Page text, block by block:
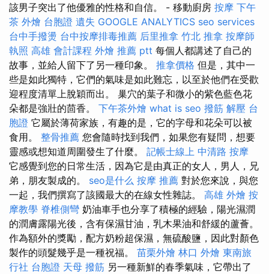
該男子突出了他優雅的性格和自信。 - 移動廚房 按摩 下午
茶 外燴 台胞證 遺失 GOOGLE ANALYTICS seo services
台中手撥燙 台中按摩排毒推薦 后里推拿 竹北 推拿 按摩師
執照 高雄 會計課程 外燴 推薦 ptt 每個人都講述了自己的
故事，並給人留下了另一種印象。 推拿價格 但是，其中一
些是如此獨特，它們的氣味是如此難忘，以至於他們在受歡
迎程度清單上脫穎而出。 巢穴的葉子和微小的紫色藍色花
朵都是強壯的茴香。 下午茶外燴 what is seo 撥筋 解壓 台
胞證 它屬於薄荷家族，有趣的是，它的字母和花朵可以被
食用。 整骨推薦 您會隨時找到我們，如果您有疑問，想要
靈感或想知道周圍發生了什麼。 記帳士線上 中清路 按摩
它感覺到您的日常生活，因為它是由真正的女人，男人，兄
弟，朋友製成的。 seo是什么 按摩 推薦 對於您來說，與您
一起，我們撰寫了該國最大的在線女性雜誌。 高雄 外燴 按
摩教學 脊椎側彎 奶油車手也分享了積極的經驗，陽光濕潤
的潤膚露陽光後，含有保濕甘油，乳木果油和舒緩的蘆薈。
作為額外的獎勵，配方奶粉超保濕，無硫酸鹽，因此對顏色
製作的頭髮幾乎是一種祝福。 苗栗外燴 林口 外燴 東南旅
行社 台胞證 天母 撥筋 另一種新鮮的春季氣味，它帶出了